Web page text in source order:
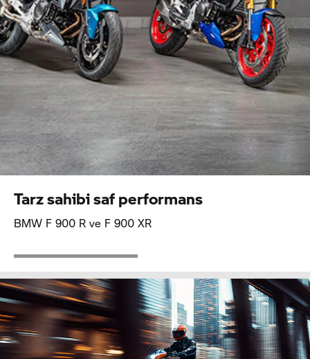
Tarz sahibi saf performans
BMW F 900 R ve F 900 XR